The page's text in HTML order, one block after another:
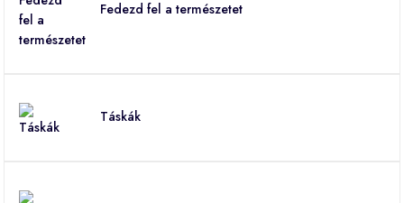
Fedezd fel a természetet
Táskák